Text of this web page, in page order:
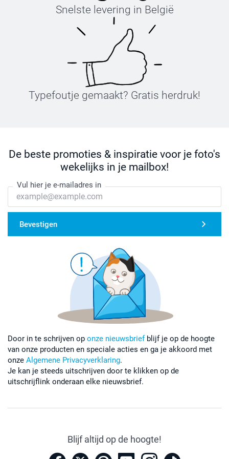
Snelste levering in België
Typefoutje gemaakt? Gratis herdruk!
De beste promoties & inspiratie voor je foto's
wekelijks in je mailbox!
Vul hier je e-mailadres in
Bevestigen
Door in te schrijven op onze nieuwsbriefblijf je op de hoogte
van onze producten en speciale acties en ga je akkoord met
onze Algemene Privacyverklaring.
Je kan je steeds uitschrijven door te klikken op de
uitschrijflink onderaan elke nieuwsbrief.
Blijf altijd op de hoogte!